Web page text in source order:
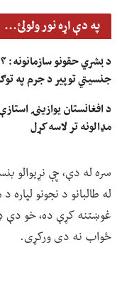
په دې اړه نور ولولئ...
جنسیتي توپير د جرم په
د افغانستان یوازینۍ
مډالونه تر لاسه کړل
سره له دې، چې نړیوالو
له طالبانو د نجونو لپاره
غوښتنه کړې ده، خو دې
ځواب نه دی ورکړی.